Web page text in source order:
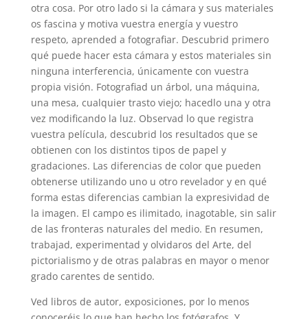
otra cosa. Por otro lado si la cámara y sus materiales
os fascina y motiva vuestra energía y vuestro
respeto, aprended a fotografiar. Descubrid primero
qué puede hacer esta cámara y estos materiales sin
ninguna interferencia, únicamente con vuestra
propia visión. Fotografiad un árbol, una máquina,
una mesa, cualquier trasto viejo; hacedlo una y otra
vez modificando la luz. Observad lo que registra
vuestra película, descubrid los resultados que se
obtienen con los distintos tipos de papel y
gradaciones. Las diferencias de color que pueden
obtenerse utilizando uno u otro revelador y en qué
forma estas diferencias cambian la expresividad de
la imagen. El campo es ilimitado, inagotable, sin salir
de las fronteras naturales del medio. En resumen,
trabajad, experimentad y olvidaros del Arte, del
pictorialismo y de otras palabras en mayor o menor
grado carentes de sentido.
Ved libros de autor, exposiciones, por lo menos